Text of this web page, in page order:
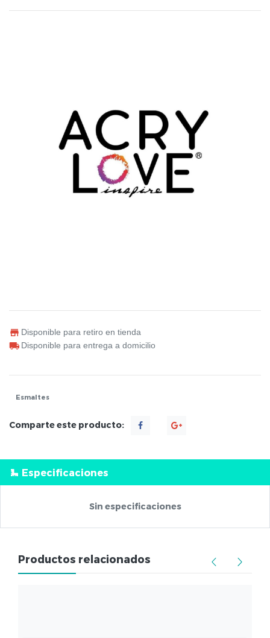
Disponible para retiro en tienda
Disponible para entrega a domicilio
Esmaltes
Comparte este producto:
Especificaciones
Sin especificaciones
Productos relacionados